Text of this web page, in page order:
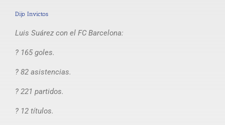
Dijo Invictos
Luis Suárez con el FC Barcelona:
? 165 goles.
? 82 asistencias.
? 221 partidos.
? 12 títulos.